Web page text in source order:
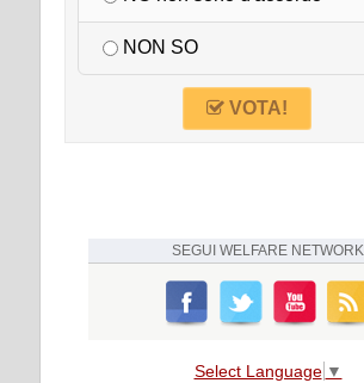
NON SO
VOTA!
SEGUI WELFARE NETWORK
Select Language ▼